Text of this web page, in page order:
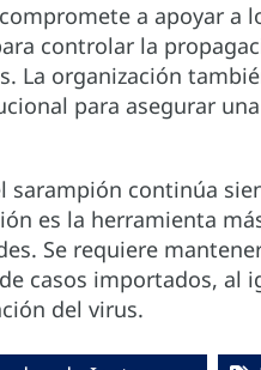
compromete a apoyar
controlar la
La organización
para asegurar
sarampión continúa
es la herramienta
Se requiere
casos importados, al
del virus.